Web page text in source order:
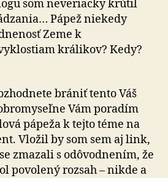
som neveriacky krútil
Pápež niekedy
Zeme k
králikov? Kedy?
brániť tento Váš
Vám poradím
pápeža k tejto téme na
Vložil by som sem aj link,
zmazali s odôvodnením, že
povolený rozsah – nikde a